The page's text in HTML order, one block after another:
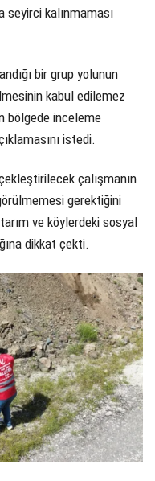
seyirci kalınmaması
bir grup yolunun
kabul edilemez
bölgede inceleme
istedi.
çalışmanın
gerektiğini
ve köylerdeki sosyal
dikkat çekti.